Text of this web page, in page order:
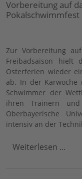
Vorbereitung auf
Pokalschwimmfest
Zur Vorbereitung
Freibadsaison hielt
Osterferien wieder
ab. In der Karwoche
Schwimmer der
ihren Trainern
Oberbayerische
intensiv an der
Weiterlesen ...